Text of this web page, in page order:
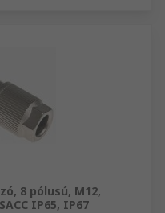
8 pólusú, M12,
IP65, IP67